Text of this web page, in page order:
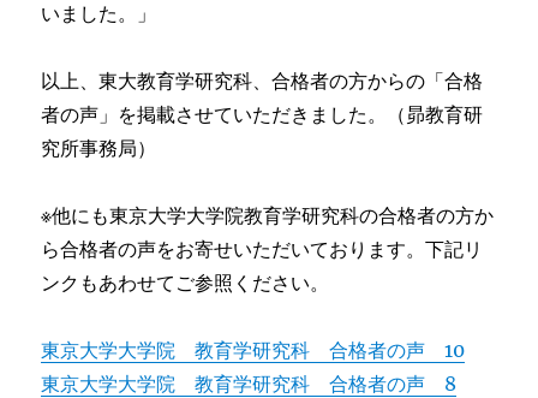
いました。」
以上、東大教育学研究科、合格者の方からの「合格
者の声」を掲載させていただきました。（昴教育研
究所事務局）
※他にも東京大学大学院教育学研究科の合格者の方か
ら合格者の声をお寄せいただいております。下記リ
ンクもあわせてご参照ください。
東京大学大学院 教育学研究科 合格者の声 10
東京大学大学院 教育学研究科 合格者の声 8